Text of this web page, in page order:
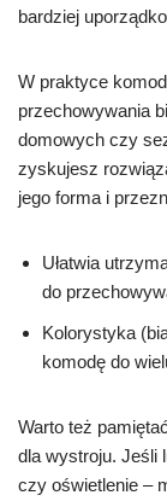
bardziej
W praktyce
przechowywania
domowych czy
zyskujesz
jego forma i
Ułatwia
do
Kolorystyka
komodę do
Warto też
dla wystroju. Jeśli
czy oświetlenie –